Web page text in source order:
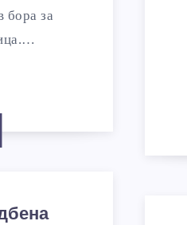
бора за